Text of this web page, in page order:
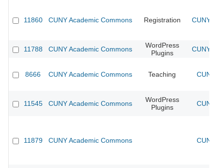
11860 CUNY Academic Commons Registration CUNY
11788 CUNY Academic Commons
WordPress
Plugins
CUNY
8666 CUNY Academic Commons Teaching
11545 CUNY Academic Commons
WordPress
Plugins
11879 CUNY Academic Commons